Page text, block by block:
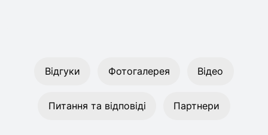
Відгуки Фотогалерея Відео
Питання та відповіді Партнери